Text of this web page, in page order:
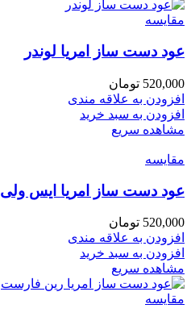
مقایسه
عود دست ساز امریا لوندر
520,000 تومان
افزودن به علاقه مندی
افزودن به سبد خرید
مشاهده سریع
مقایسه
عود دست ساز امریا ایس ولی
520,000 تومان
افزودن به علاقه مندی
افزودن به سبد خرید
مشاهده سریع
مقایسه